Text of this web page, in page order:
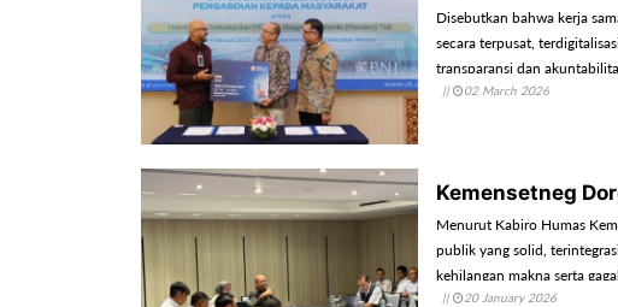
Disebutkan bahwa kerja
secara terpusat,
transparansi dan
|| 02 March 2026
Kemensetneg
Menurut Kabiro Humas
publik yang solid,
kehilangan makna serta
|| 20 January 2026